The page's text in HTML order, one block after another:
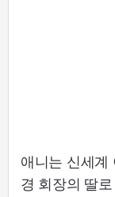
애니는 신세계
경 회장의 딸